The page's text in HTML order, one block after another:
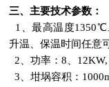
三、主要技术参数：
1 、最高温度1350℃
升温、保温时间任意
2、功率：8、12KW,
3、坩埚容积：